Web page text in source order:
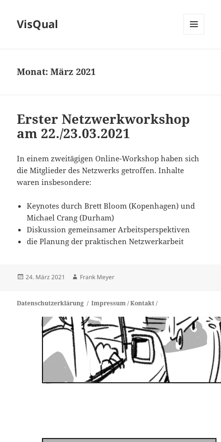
VisQual
Monat:März 2021
Erster Netzwerkworkshop
am 22./23.03.2021
In einem zweitägigen Online-Workshop haben sich
die Mitglieder des Netzwerks getroffen. Inhalte
waren insbesondere:
Keynotes durch Brett Bloom (Kopenhagen) und
Michael Crang (Durham)
Diskussion gemeinsamer Arbeitsperspektiven
die Planung der praktischen Netzwerkarbeit
Veröffentlicht
24. März 2021 Autor
Frank Meyer
Datenschutzerklärung Impressum /Kontakt /